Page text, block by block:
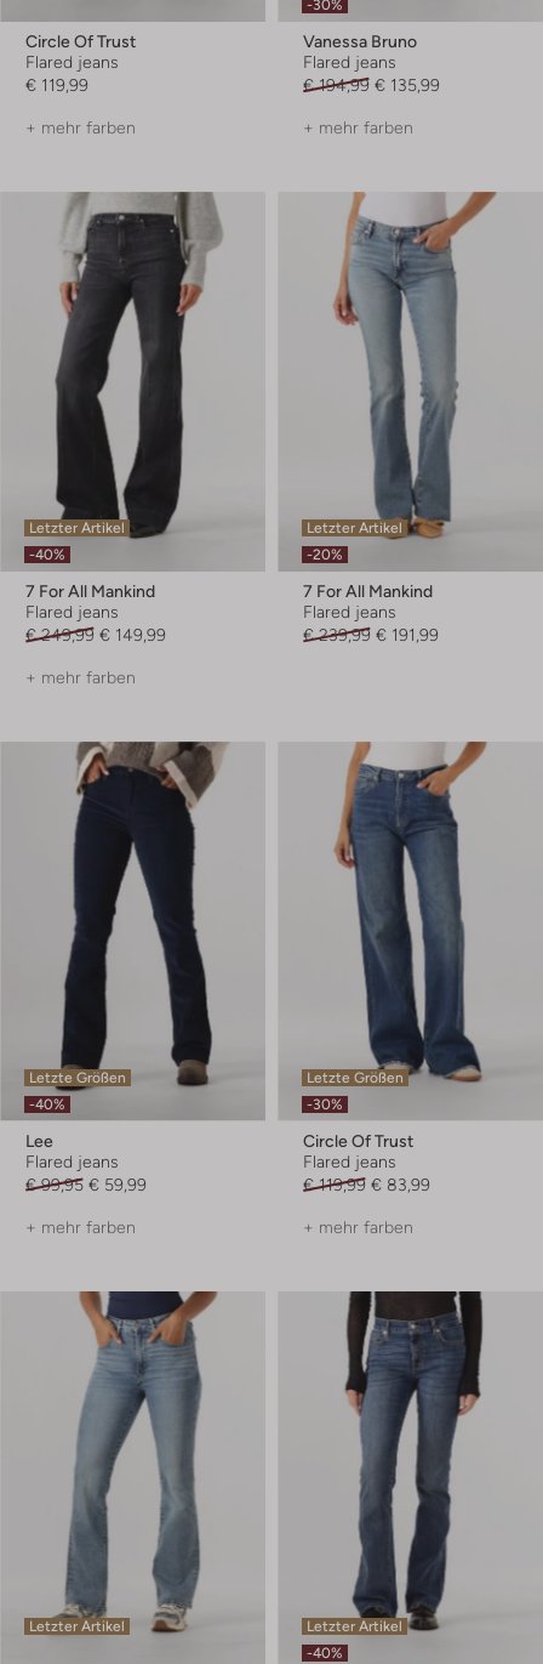
Circle Of Trust
Flared jeans
€ 119,99
+ mehr farben
-30%
Vanessa Bruno
Flared jeans
€ 194,99 € 135,99
+ mehr farben
Letzter Artikel
-40%
7 For All Mankind
Flared jeans
€ 249,99 € 149,99
+ mehr farben
Letzter Artikel
-20%
7 For All Mankind
Flared jeans
€ 239,99 € 191,99
Letzte Größen
-40%
Lee
Flared jeans
€ 99,95 € 59,99
+ mehr farben
Letzte Größen
-30%
Circle Of Trust
Flared jeans
€ 119,99 € 83,99
+ mehr farben
Letzter Artikel
Letzter Artikel
-40%